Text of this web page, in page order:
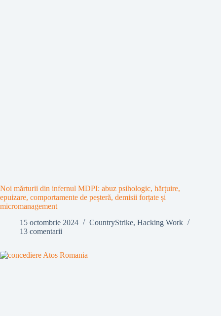
Noi mărturii din infernul MDPI: abuz psihologic, hărțuire,
epuizare, comportamente de peșteră, demisii forțate și
micromanagement
15 octombrie 2024
CountryStrike, Hacking Work
13 comentarii